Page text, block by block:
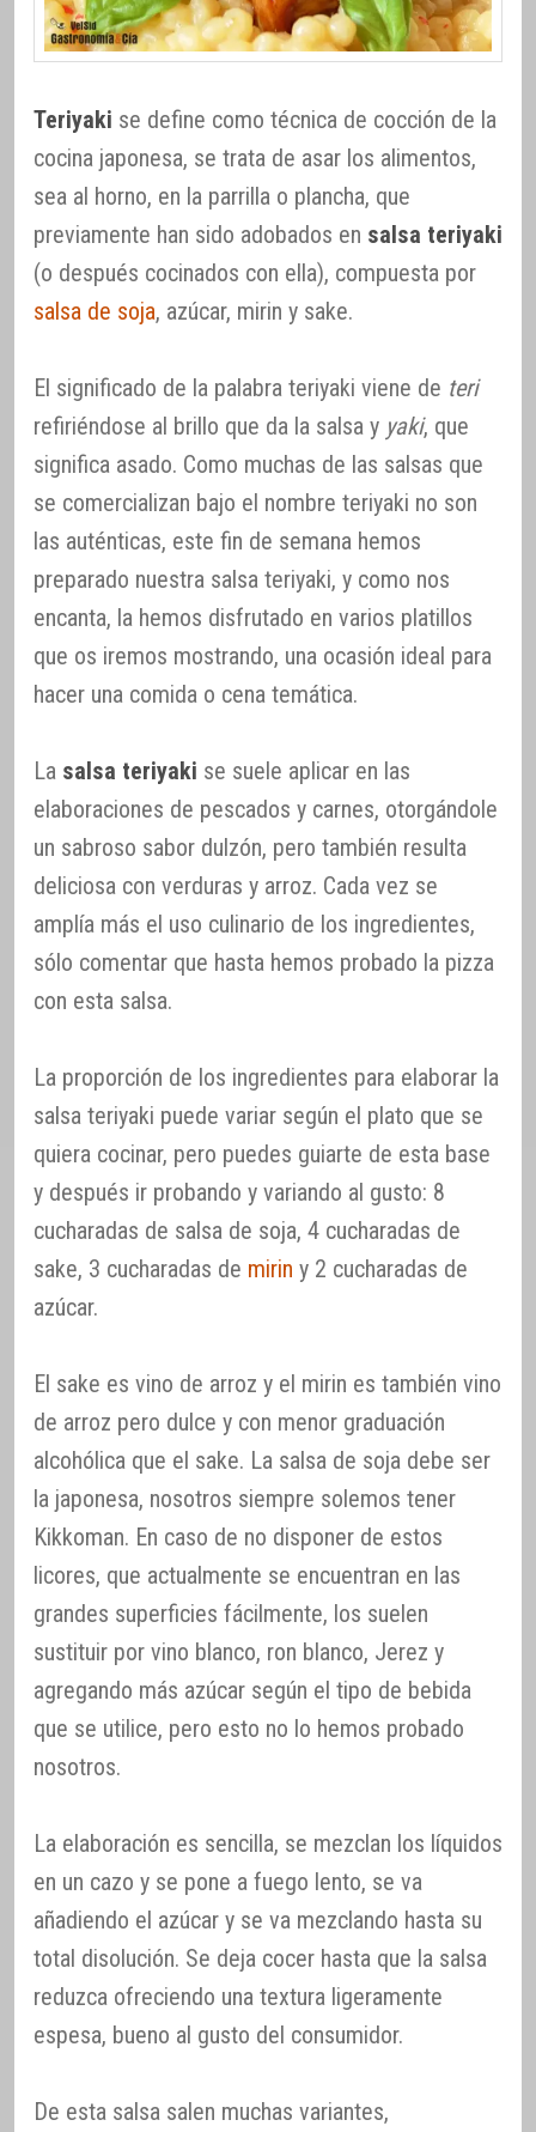
Teriyaki se define como técnica de cocción de la
cocina japonesa, se trata de asar los alimentos,
sea al horno, en la parrilla o plancha, que
previamente han sido adobados en salsa teriyaki
(o después cocinados con ella), compuesta por
salsa de soja, azúcar, mirin y sake.
El significado de la palabra teriyaki viene de teri
refiriéndose al brillo que da la salsa y yaki, que
significa asado. Como muchas de las salsas que
se comercializan bajo el nombre teriyaki no son
las auténticas, este fin de semana hemos
preparado nuestra salsa teriyaki, y como nos
encanta, la hemos disfrutado en varios platillos
que os iremos mostrando, una ocasión ideal para
hacer una comida o cena temática.
La salsa teriyaki se suele aplicar en las
elaboraciones de pescados y carnes, otorgándole
un sabroso sabor dulzón, pero también resulta
deliciosa con verduras y arroz. Cada vez se
amplía más el uso culinario de los ingredientes,
sólo comentar que hasta hemos probado la pizza
con esta salsa.
La proporción de los ingredientes para elaborar la
salsa teriyaki puede variar según el plato que se
quiera cocinar, pero puedes guiarte de esta base
y después ir probando y variando al gusto: 8
cucharadas de salsa de soja, 4 cucharadas de
sake, 3 cucharadas de mirin y 2 cucharadas de
azúcar.
El sake es vino de arroz y el mirin es también vino
de arroz pero dulce y con menor graduación
alcohólica que el sake. La salsa de soja debe ser
la japonesa, nosotros siempre solemos tener
Kikkoman. En caso de no disponer de estos
licores, que actualmente se encuentran en las
grandes superficies fácilmente, los suelen
sustituir por vino blanco, ron blanco, Jerez y
agregando más azúcar según el tipo de bebida
que se utilice, pero esto no lo hemos probado
nosotros.
La elaboración es sencilla, se mezclan los líquidos
en un cazo y se pone a fuego lento, se va
añadiendo el azúcar y se va mezclando hasta su
total disolución. Se deja cocer hasta que la salsa
reduzca ofreciendo una textura ligeramente
espesa, bueno al gusto del consumidor.
De esta salsa salen muchas variantes,